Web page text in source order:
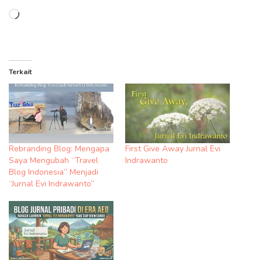
Memuat...
Terkait
Rebranding Blog: Mengapa
Saya Mengubah “Travel
Blog Indonesia” Menjadi
“Jurnal Evi Indrawanto”
First Give Away Jurnal Evi
Indrawanto